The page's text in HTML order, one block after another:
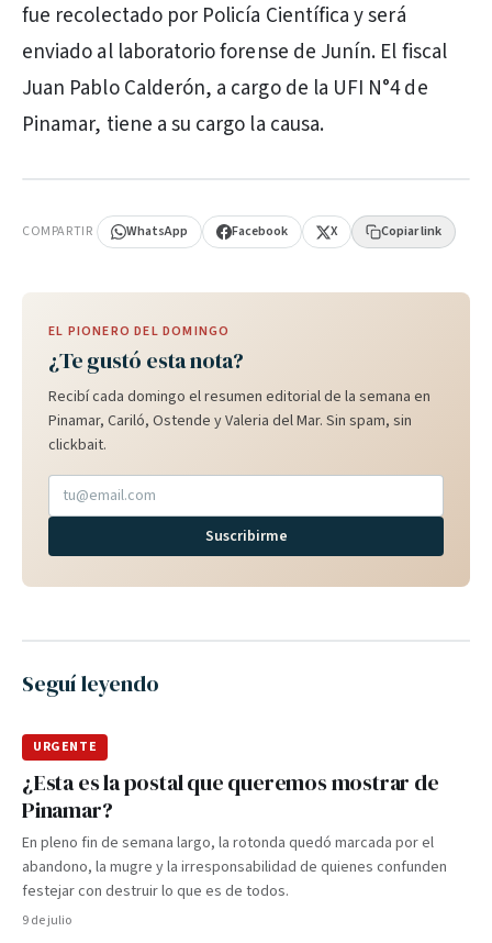
fue recolectado por Policía Científica y será
enviado al laboratorio forense de Junín. El fiscal
Juan Pablo Calderón, a cargo de la UFI N°4 de
Pinamar, tiene a su cargo la causa.
COMPARTIR WhatsApp Facebook X Copiar link
EL PIONERO DEL DOMINGO
¿Te gustó esta nota?
Recibí cada domingo el resumen editorial de la semana en
Pinamar, Cariló, Ostende y Valeria del Mar. Sin spam, sin
clickbait.
Suscribirme
Seguí leyendo
URGENTE
¿Esta es la postal que queremos mostrar de
Pinamar?
En pleno fin de semana largo, la rotonda quedó marcada por el
abandono, la mugre y la irresponsabilidad de quienes confunden
festejar con destruir lo que es de todos.
9 de julio